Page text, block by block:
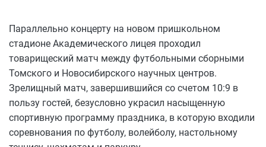
Параллельно концерту на новом пришкольном
стадионе Академического лицея проходил
товарищеский матч между футбольными сборными
Томского и Новосибирского научных центров.
Зрелищный матч, завершившийся со счетом 10:9 в
пользу гостей, безусловно украсил насыщенную
спортивную программу праздника, в которую входили
соревнования по футболу, волейболу, настольному